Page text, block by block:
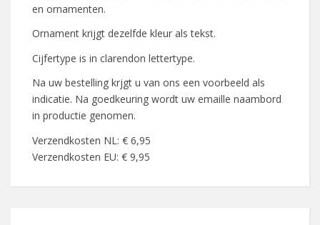
en ornamenten.
Ornament krijgt dezelfde kleur als tekst.
Cijfertype is in clarendon lettertype.
Na uw bestelling krjgt u van ons een voorbeeld als
indicatie. Na goedkeuring wordt uw emaille naambord
in productie genomen.
Verzendkosten NL: € 6,95
Verzendkosten EU: € 9,95